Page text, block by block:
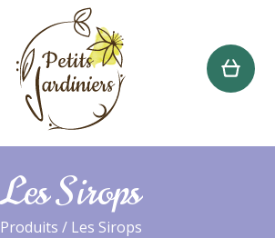
Les Sirops
Produits / Les Sirops